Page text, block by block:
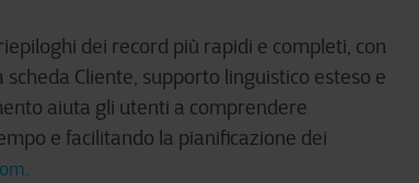
dei record più rapidi e completi, con
Cliente, supporto linguistico esteso e
aiuta gli utenti a comprendere
e facilitando la pianificazione dei